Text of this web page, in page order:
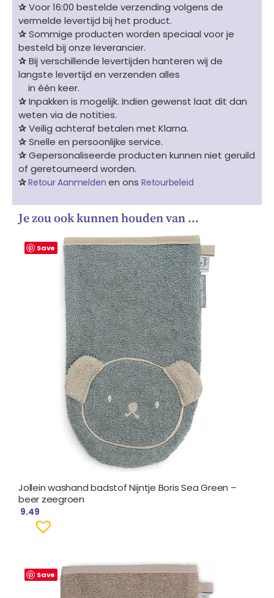
✰Voor 16:00 bestelde verzending volgens de
vermelde levertijd bij het product.
✰Sommige producten worden speciaal voor je
besteld bij onze leverancier.
✰Bij verschillende levertijden hanteren wij de
langste levertijd en verzenden alles
in één keer.
✰Inpakken is mogelijk. Indien gewenst laat dit dan
weten via de notities.
✰Veilig achteraf betalen met Klarna.
✰Snelle en persoonlijke service.
✰Gepersonaliseerde producten kunnen niet geruild
of geretourneerd worden.
✰Retour Aanmelden en ons Retourbeleid
Je zou ook kunnen houden van …
Save
Jollein washand badstof Nijntje Boris Sea Green –
beer zeegroen
9.49
Save